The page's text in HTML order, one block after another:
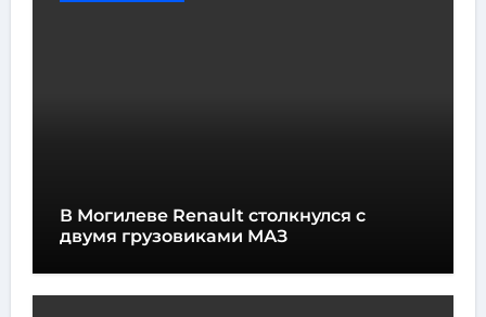
В Могилеве Renault столкнулся с
двумя грузовиками МАЗ